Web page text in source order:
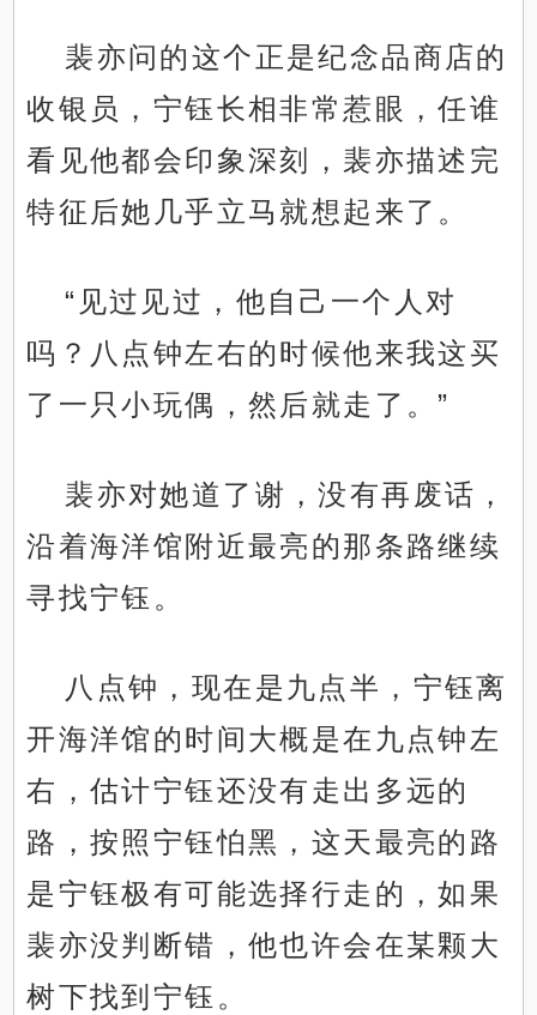
裴亦问的这个正是纪念品商店的
收银员，宁钰长相非常惹眼，任谁
看见他都会印象深刻，裴亦描述完
特征后她几乎立马就想起来了。
“见过见过，他自己一个人对
吗？八点钟左右的时候他来我这买
了一只小玩偶，然后就走了。”
裴亦对她道了谢，没有再废话，
沿着海洋馆附近最亮的那条路继续
寻找宁钰。
八点钟，现在是九点半，宁钰离
开海洋馆的时间大概是在九点钟左
右，估计宁钰还没有走出多远的
路，按照宁钰怕黑，这天最亮的路
是宁钰极有可能选择行走的，如果
裴亦没判断错，他也许会在某颗大
树下找到宁钰。